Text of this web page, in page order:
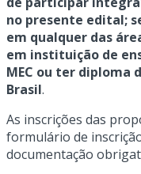
no presente edital;
em qualquer das
em instituição de
MEC ou ter diploma
Brasil.
As inscrições das
formulário de
documentação